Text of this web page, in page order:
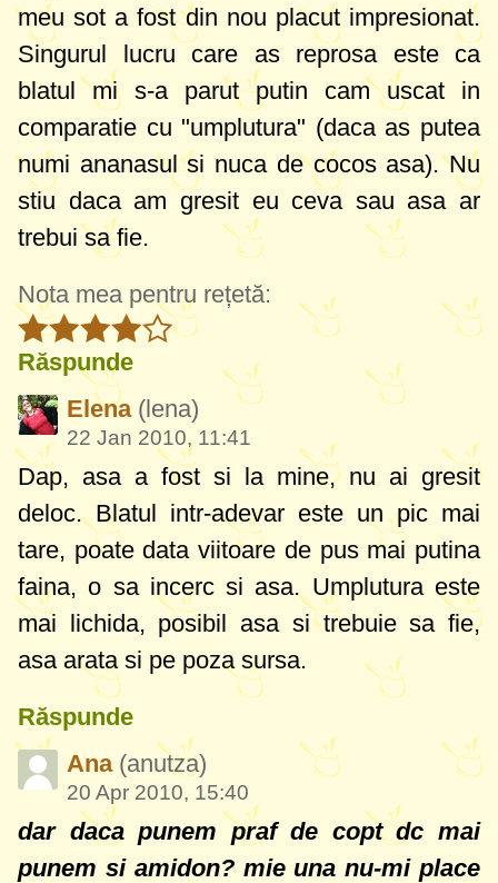
meu sot a fost din nou placut impresionat.
Singurul lucru care as reprosa este ca
blatul mi s-a parut putin cam uscat in
comparatie cu "umplutura" (daca as putea
numi ananasul si nuca de cocos asa). Nu
stiu daca am gresit eu ceva sau asa ar
trebui sa fie.
Nota mea pentru rețetă:
Răspunde
Elena (lena)
22 Jan 2010, 11:41
Dap, asa a fost si la mine, nu ai gresit
deloc. Blatul intr-adevar este un pic mai
tare, poate data viitoare de pus mai putina
faina, o sa incerc si asa. Umplutura este
mai lichida, posibil asa si trebuie sa fie,
asa arata si pe poza sursa.
Răspunde
Ana (anutza)
20 Apr 2010, 15:40
dar daca punem praf de copt dc mai
punem si amidon? mie una nu-mi place